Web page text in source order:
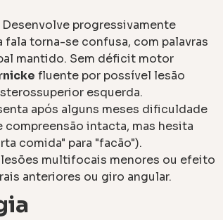
Desenvolve progressivamente
torna-se confusa, com palavras
mantido. Sem déficit motor
fluente por possível lesão
esquerda.
após alguns meses dificuldade
compreensão intacta, mas hesita
comida" para "facão").
multifocais menores ou efeito
anteriores ou giro angular.